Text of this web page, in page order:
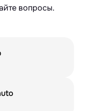
вопросы.